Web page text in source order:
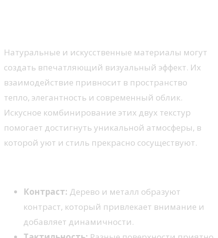
Натуральные и искусственные материалы могут
создать впечатляющий визуальный эффект. Их
взаимодействие привносит в пространство
тепло, элегантность и современный облик.
Искусное комбинирование этих двух текстур
помогает достигнуть уникальной атмосферы, в
которой уют и стиль прекрасно сосуществуют.
Контраст: Дерево и металл образуют
контраст, который привлекает внимание и
добавляет динамичности.